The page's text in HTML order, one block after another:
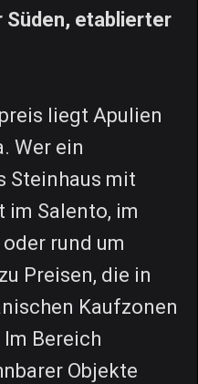
Süden, etablierter
liegt Apulien
Wer ein
Steinhaus mit
im Salento, im
rund um
Preisen, die in
Kaufzonen
Bereich
Objekte